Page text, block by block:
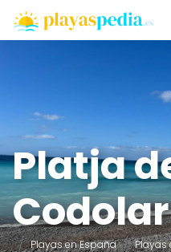
Platja
Codolar
Playas en España Playas